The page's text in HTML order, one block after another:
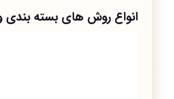
انواع روش های بسته بندی